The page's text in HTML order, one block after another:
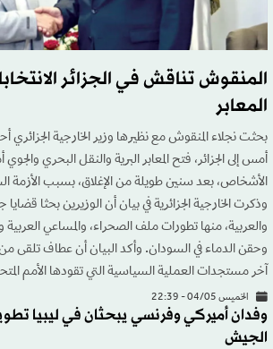
المنقوش تناقش في الجزائر
المعابر
بحثت نجلاء المنقوش مع نظيرها وزير الخارجية الجزائري
أمس إلى الجزائر، فتح المعابر البرية والنقل البحري
الأشخاص، بعد سنين طويلة من الإغلاق، بسبب الأزمة
وذكرت الخارجية الجزائرية في بيان أن الوزيرين بحثا قضايا
والعربية، منها تطورات ملف الصحراء، والمساعي العربية
وحقن الدماء في السودان. وأكد البيان أن عطاف تلقى
آخر مستجدات العملية السياسية التي تقودها الأمم
الخميس 04/05 - 22:39
وفدان أميركي وفرنسي يبحثان في ليبيا
الجيش